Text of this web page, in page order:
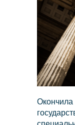
Окончила